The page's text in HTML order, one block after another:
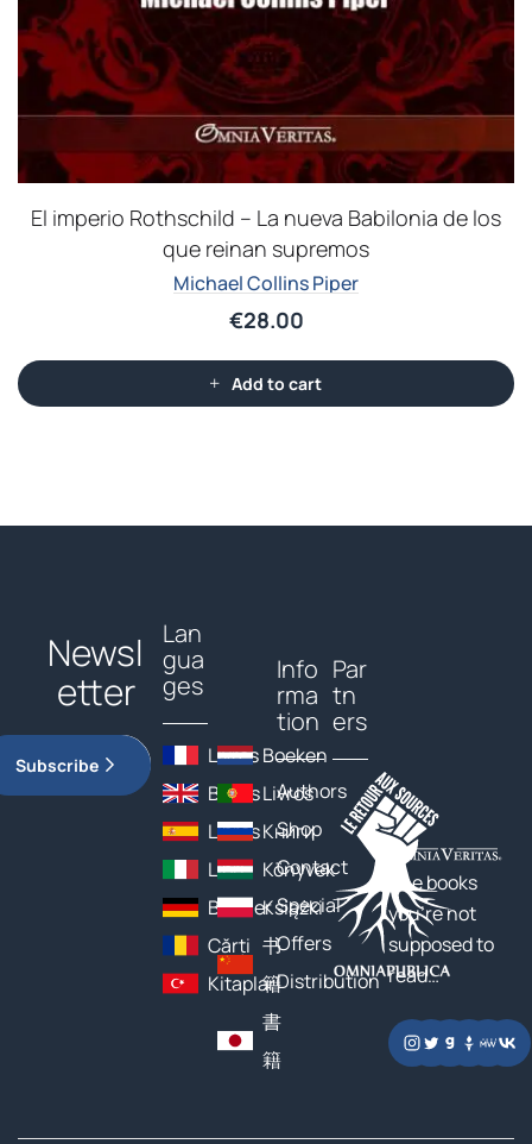
El imperio Rothschild – La nueva Babilonia de los
que reinan supremos
Michael Collins Piper
€28.00
Add to cart
Newsl
etter
Subscribe
Lan
gua
ges
Livres
Books
Libros
Libri
Bücher
Cărți
Kitaplar
Boeken
Livros
Книги
Könyvek
Książki
书
籍
書
籍
Info
rma
tion
Authors
Shop
Contact
Special
Offers
Distribution
Par
tn
ers
The books
you’re not
supposed to
read…